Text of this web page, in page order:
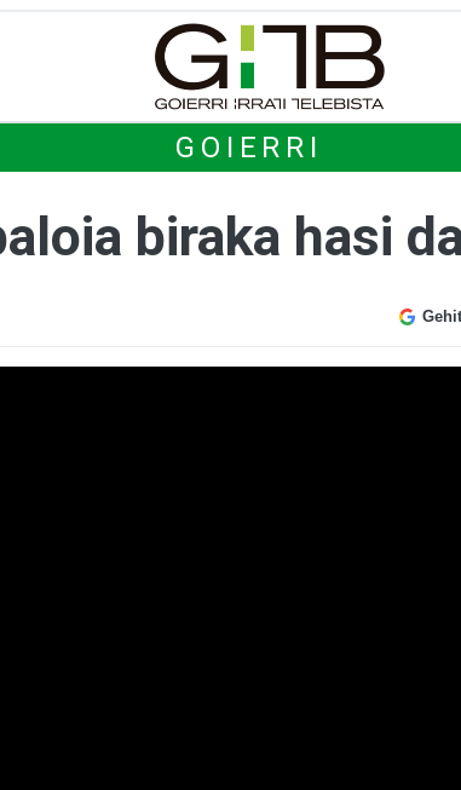
GOIERRI
biraka hasi